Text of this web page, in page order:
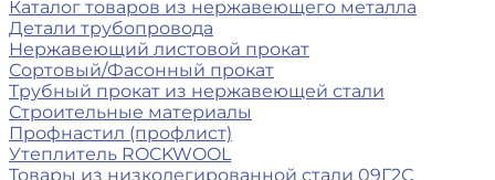
Каталог товаров из нержавеющего металла
Детали трубопровода
Нержавеющий листовой прокат
Сортовый/Фасонный прокат
Трубный прокат из нержавеющей стали
Строительные материалы
Профнастил (профлист)
Утеплитель ROCKWOOL
Товары из низколегированной стали 09Г2С